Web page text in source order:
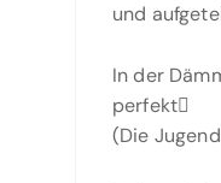
und
In der
perfekt
(Die